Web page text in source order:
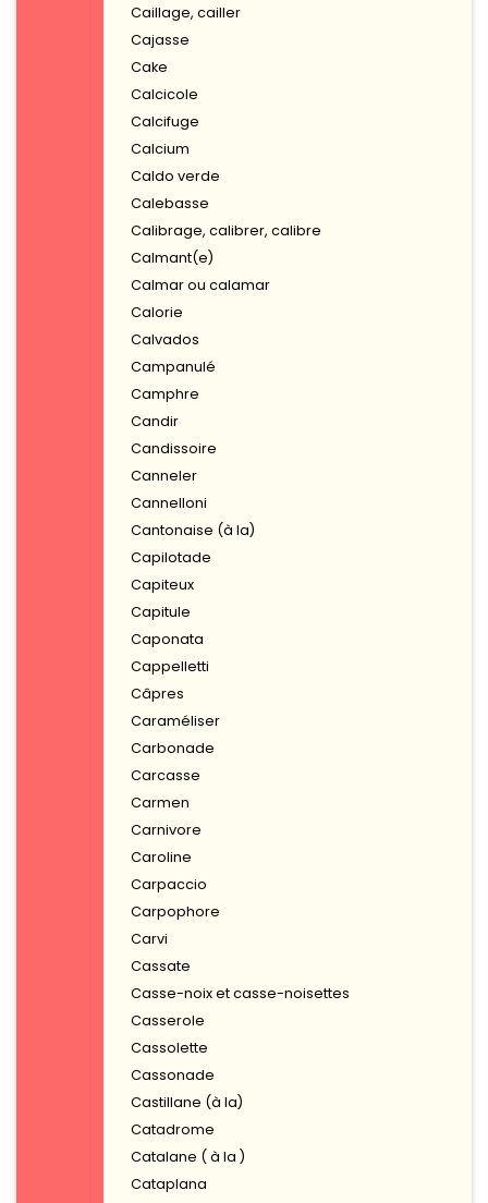
Caillage, cailler
Cajasse
Cake
Calcicole
Calcifuge
Calcium
Caldo verde
Calebasse
Calibrage, calibrer, calibre
Calmant(e)
Calmar ou calamar
Calorie
Calvados
Campanulé
Camphre
Candir
Candissoire
Canneler
Cannelloni
Cantonaise (à la)
Capilotade
Capiteux
Capitule
Caponata
Cappelletti
Câpres
Caraméliser
Carbonade
Carcasse
Carmen
Carnivore
Caroline
Carpaccio
Carpophore
Carvi
Cassate
Casse-noix et casse-noisettes
Casserole
Cassolette
Cassonade
Castillane (à la)
Catadrome
Catalane ( à la )
Cataplana